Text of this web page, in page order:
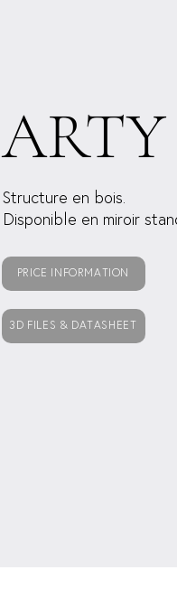
Structure en bois.
Disponible en miroir
PRICE INFORMATION
3D FILES & DATASHEET